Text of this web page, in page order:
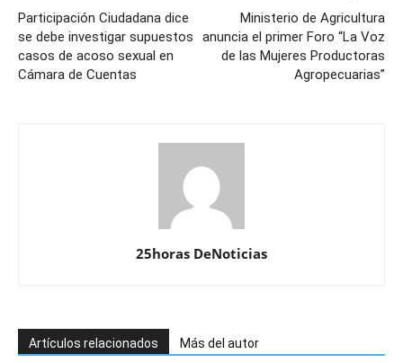
Participación Ciudadana dice
se debe investigar supuestos
casos de acoso sexual en
Cámara de Cuentas
Ministerio de Agricultura
anuncia el primer Foro “La Voz
de las Mujeres Productoras
Agropecuarias”
25horas DeNoticias
Artículos relacionados Más del autor